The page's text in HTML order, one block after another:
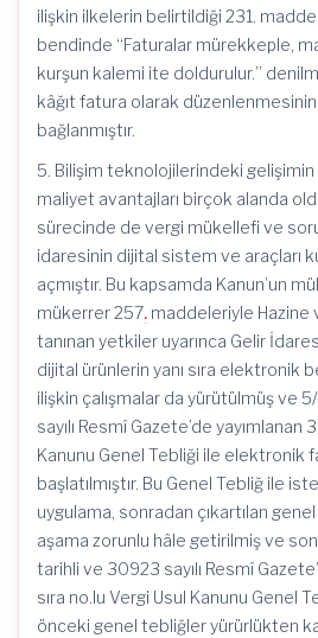
ilişkin ilkelerin belirtildiği 231.
bendinde “Faturalar mürekkeple,
kurşun kalemi ite doldurulur.”
kâğıt fatura olarak
bağlanmıştır.
5. Bilişim teknolojilerindeki gelişimin
maliyet avantajları birçok alanda
sürecinde de vergi mükellefi ve
idaresinin dijital sistem ve araçları
açmıştır. Bu kapsamda Kanun’un
mükerrer 257. maddeleriyle Hazine
tanınan yetkiler uyarınca Gelir
dijital ürünlerin yanı sıra elektronik
ilişkin çalışmalar da yürütülmüş ve
sayılı Resmî Gazete’de yayımlanan
Kanunu Genel Tebliği ile elektronik
başlatılmıştır. Bu Genel Tebliğ ile
uygulama, sonradan çıkartılan
aşama zorunlu hâle getirilmiş ve
tarihli ve 30923 sayılı Resmî
sıra no.lu Vergi Usul Kanunu Genel
önceki genel tebliğler yürürlükten